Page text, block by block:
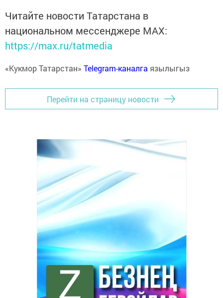
Читайте новости Татарстана в
национальном мессенджере MАХ:
https://max.ru/tatmedia
«Кукмор Татарстан» Telegram-каналга язылыгыз
Перейти на страницу новости